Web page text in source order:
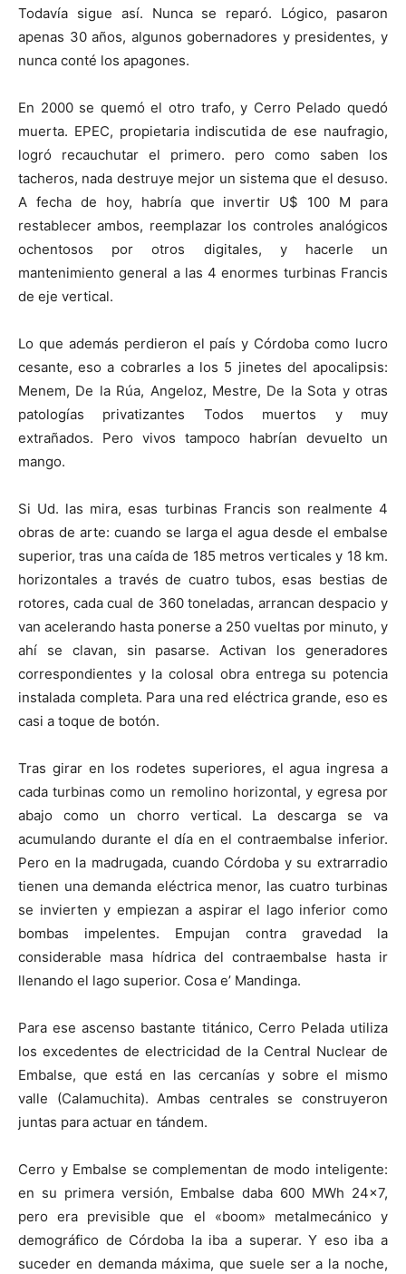
Todavía sigue así. Nunca se reparó. Lógico, pasaron
apenas 30 años, algunos gobernadores y presidentes, y
nunca conté los apagones.
En 2000 se quemó el otro trafo, y Cerro Pelado quedó
muerta. EPEC, propietaria indiscutida de ese naufragio,
logró recauchutar el primero. pero como saben los
tacheros, nada destruye mejor un sistema que el desuso.
A fecha de hoy, habría que invertir U$ 100 M para
restablecer ambos, reemplazar los controles analógicos
ochentosos por otros digitales, y hacerle un
mantenimiento general a las 4 enormes turbinas Francis
de eje vertical.
Lo que además perdieron el país y Córdoba como lucro
cesante, eso a cobrarles a los 5 jinetes del apocalipsis:
Menem, De la Rúa, Angeloz, Mestre, De la Sota y otras
patologías privatizantes Todos muertos y muy
extrañados. Pero vivos tampoco habrían devuelto un
mango.
Si Ud. las mira, esas turbinas Francis son realmente 4
obras de arte: cuando se larga el agua desde el embalse
superior, tras una caída de 185 metros verticales y 18 km.
horizontales a través de cuatro tubos, esas bestias de
rotores, cada cual de 360 toneladas, arrancan despacio y
van acelerando hasta ponerse a 250 vueltas por minuto, y
ahí se clavan, sin pasarse. Activan los generadores
correspondientes y la colosal obra entrega su potencia
instalada completa. Para una red eléctrica grande, eso es
casi a toque de botón.
Tras girar en los rodetes superiores, el agua ingresa a
cada turbinas como un remolino horizontal, y egresa por
abajo como un chorro vertical. La descarga se va
acumulando durante el día en el contraembalse inferior.
Pero en la madrugada, cuando Córdoba y su extrarradio
tienen una demanda eléctrica menor, las cuatro turbinas
se invierten y empiezan a aspirar el lago inferior como
bombas impelentes. Empujan contra gravedad la
considerable masa hídrica del contraembalse hasta ir
llenando el lago superior. Cosa e’ Mandinga.
Para ese ascenso bastante titánico, Cerro Pelada utiliza
los excedentes de electricidad de la Central Nuclear de
Embalse, que está en las cercanías y sobre el mismo
valle (Calamuchita). Ambas centrales se construyeron
juntas para actuar en tándem.
Cerro y Embalse se complementan de modo inteligente:
en su primera versión, Embalse daba 600 MWh 24×7,
pero era previsible que el «boom» metalmecánico y
demográfico de Córdoba la iba a superar. Y eso iba a
suceder en demanda máxima, que suele ser a la noche,